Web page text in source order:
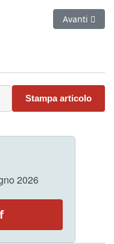
risorgentiArticolo
Avanti
Stampa articolo
2026